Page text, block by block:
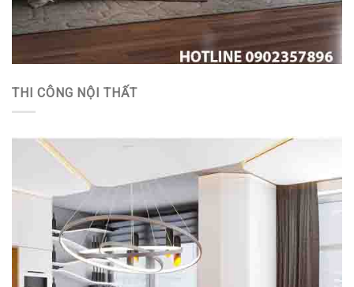
THI CÔNG NỘI THẤT